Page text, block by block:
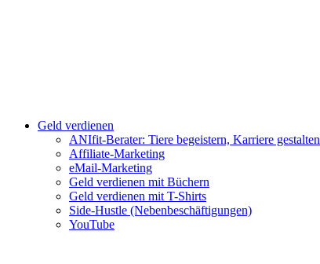
Geld verdienen
ANIfit-Berater: Tiere begeistern, Karriere gestalten
Affiliate-Marketing
eMail-Marketing
Geld verdienen mit Büchern
Geld verdienen mit T-Shirts
Side-Hustle (Nebenbeschäftigungen)
YouTube